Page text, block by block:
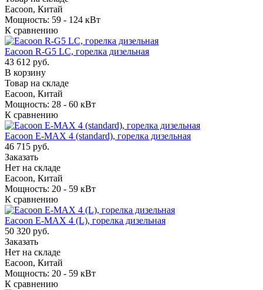
Eacoon, Китай
Мощность: 59 - 124 кВт
К сравнению
Eacoon R-G5 LC, горелка дизельная
43 612 руб.
В корзину
Товар на складе
Eacoon, Китай
Мощность: 28 - 60 кВт
К сравнению
Eacoon E-MAX 4 (standard), горелка дизельная
46 715 руб.
Заказать
Нет на складе
Eacoon, Китай
Мощность: 20 - 59 кВт
К сравнению
Eacoon E-MAX 4 (L), горелка дизельная
50 320 руб.
Заказать
Нет на складе
Eacoon, Китай
Мощность: 20 - 59 кВт
К сравнению